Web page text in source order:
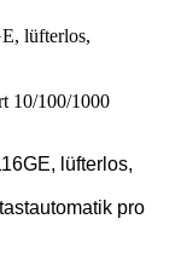
lüfterlos,
10/100/1000
lüfterlos,
pro